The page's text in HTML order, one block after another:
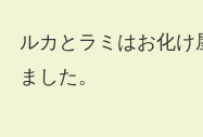
ルカとラミはお化け
ました。